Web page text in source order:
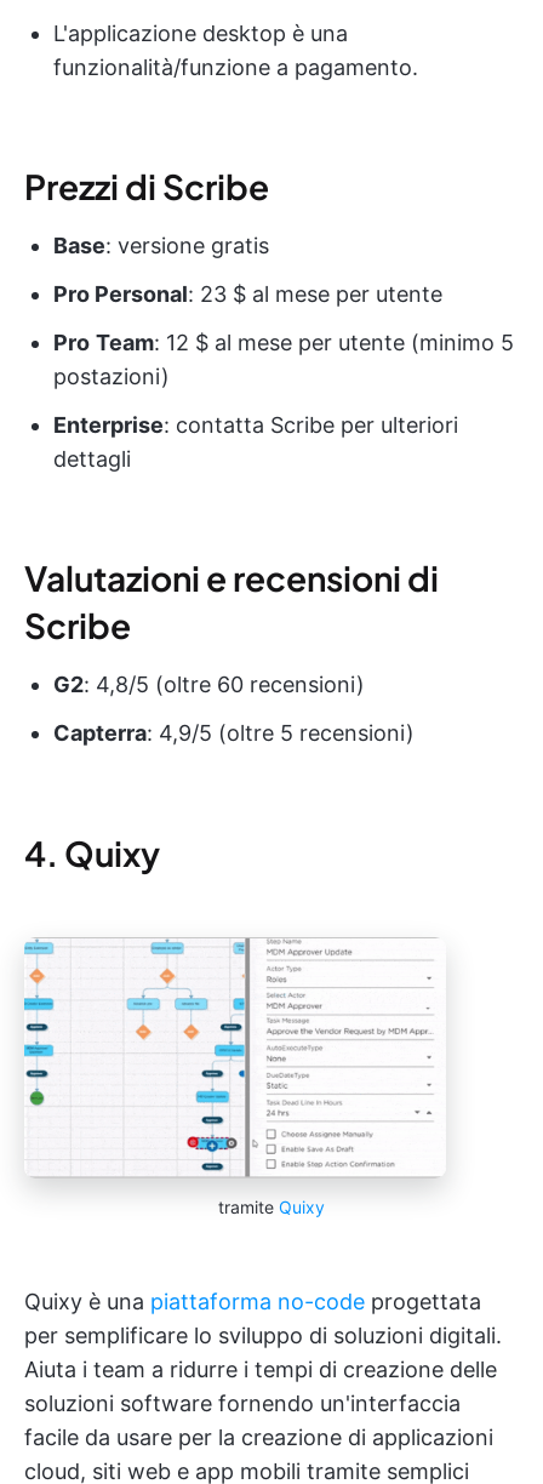
L'applicazione desktop è una
funzionalità/funzione a pagamento.
Prezzi di Scribe
Base: versione gratis
Pro Personal: 23 $ al mese per utente
Pro Team: 12 $ al mese per utente (minimo 5
postazioni)
Enterprise: contatta Scribe per ulteriori
dettagli
Valutazioni e recensioni di
Scribe
G2: 4,8/5 (oltre 60 recensioni)
Capterra: 4,9/5 (oltre 5 recensioni)
4. Quixy
tramite Quixy
Quixy è una piattaforma no-code progettata
per semplificare lo sviluppo di soluzioni digitali.
Aiuta i team a ridurre i tempi di creazione delle
soluzioni software fornendo un'interfaccia
facile da usare per la creazione di applicazioni
cloud, siti web e app mobili tramite semplici